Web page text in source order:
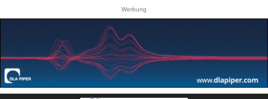
Werbung